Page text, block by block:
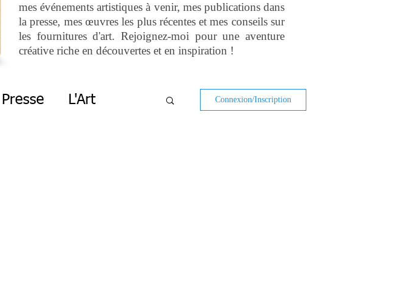
mes événements artistiques à venir, mes publications dans
la presse, mes œuvres les plus récentes et mes conseils sur
les fournitures d'art. Rejoignez-moi pour une aventure
créative riche en découvertes et en inspiration !
Presse L'Art Connexion/Inscription